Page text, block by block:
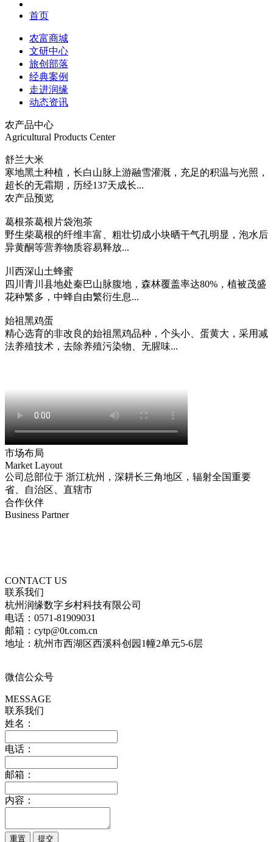
首页
农富商城
文研中心
旅创部落
经典案例
走进润缘
动态资讯
农产品中心
Agricultural Products Center
舒兰大米
寒地黑土种植，长白山脉上游融雪灌溉，充足的积温与光照，
超长的无霜期，历经137天成长...
农产品预览
葛根茶葛根片袋泡茶
野生柴葛根的纤维丰富、粗壮切成小块晒干气孔明显，泡水后
异黄酮等营养物质容易释放...
川西深山土蜂蜜
四川青川县地处秦巴山脉腹地，森林覆盖率达80%，植被茂盛
花种繁多，中蜂自由繁衍生息...
始祖黑鸡蛋
精心选育的非改良的始祖黑鸡品种，个头小、蛋黄大，采用减
法养殖技术，去除养殖污染物、无腥味...
市场布局
Market Layout
公司总部位于 浙江杭州 ，深耕长三角地区，辐射全国重要
省、自治区、直辖市
合作伙伴
Business Partner
CONTACT US
联系我们
杭州润缘数字乡村科技有限公司
电话：0571-81909031
邮箱：cytp@0t.com.cn
地址：杭州市西湖区西溪科创园1幢2单元5-6层
微信公众号
MESSAGE
联系我们
姓名：
电话：
邮箱：
内容：
重置 提交